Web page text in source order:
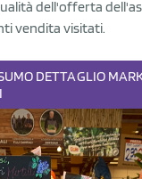
dell'offerta
vendita visitati.
DETTAGLIO